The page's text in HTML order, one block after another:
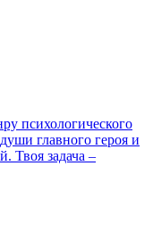
психологического
главного героя и
Твоя задача –